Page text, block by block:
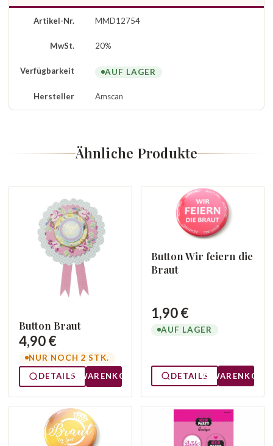
Artikel-Nr. MMD12754
MwSt. 20%
Verfügbarkeit AUF LAGER
Hersteller Amscan
Ähnliche Produkte
Button Braut
4,90 €
NUR NOCH 2 STK.
DETAILS
WARENKORB
Button Wir feiern die
Braut
1,90 €
AUF LAGER
DETAILS WARENKORB